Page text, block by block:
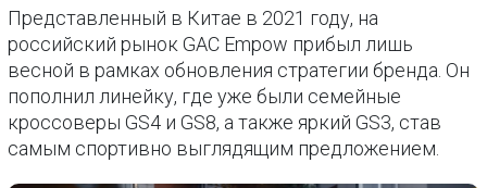
Представленный в Китае в 2021 году, на
российский рынок GAC Empow прибыл лишь
весной в рамках обновления стратегии бренда. Он
пополнил линейку, где уже были семейные
кроссоверы GS4 и GS8, а также яркий GS3, став
самым спортивно выглядящим предложением.